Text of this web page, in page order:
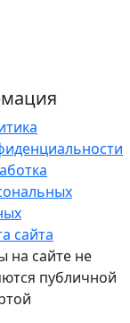
сайта
на сайте не
публичной